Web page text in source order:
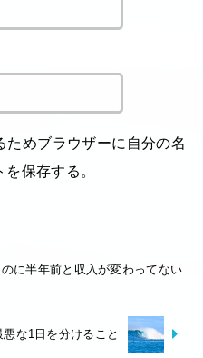
ためブラウザーに自分の名
保存する。
に半年前と収入が変わってない
な1日を分けること